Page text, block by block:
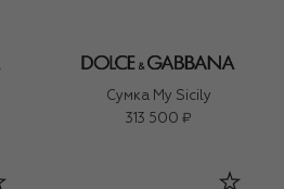
Сумка My Sicily
313 500 ₽